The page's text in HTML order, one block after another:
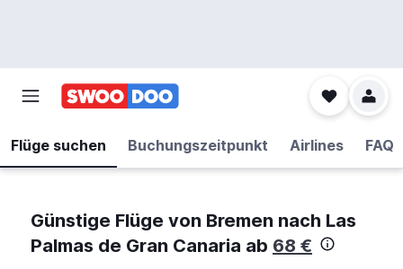
Flüge suchen Buchungszeitpunkt Airlines FAQ
Günstige Flüge von Bremen nach Las
Palmas de Gran Canaria ab 68 €